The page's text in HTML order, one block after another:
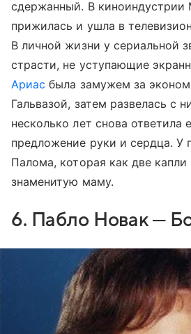
сдержанный. В киноиндустрии
прижилась и ушла в
В личной жизни у сериальной
страсти, не уступающие
Ариас была замужем за
Гальвазой, затем развелась с
несколько лет снова ответила
предложение руки и сердца. У
Палома, которая как две
знаменитую маму.
6. Пабло Новак —